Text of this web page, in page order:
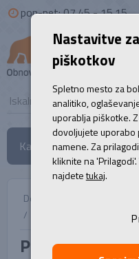
pon-pet: 07.45 - 15.15
Kategorije
Domov
/
Prenosnik, HP
Prenosnik, HP
Nastavitve
piškotkov
Spletno mesto za
analitiko,
uporablja piškotke.
dovoljujete
namene. Za
kliknite na
najdetetukaj.